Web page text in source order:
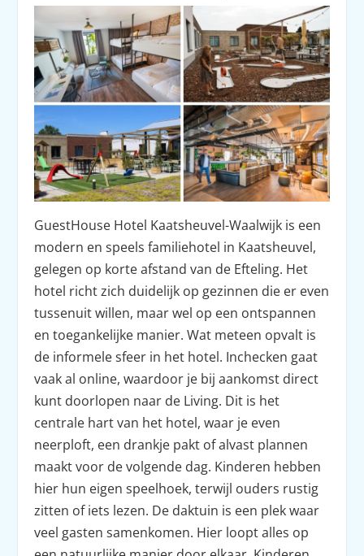
GuestHouse Hotel Kaatsheuvel-Waalwijk is een
modern en speels familiehotel in Kaatsheuvel,
gelegen op korte afstand van de Efteling. Het
hotel richt zich duidelijk op gezinnen die er even
tussenuit willen, maar wel op een ontspannen
en toegankelijke manier. Wat meteen opvalt is
de informele sfeer in het hotel. Inchecken gaat
vaak al online, waardoor je bij aankomst direct
kunt doorlopen naar de Living. Dit is het
centrale hart van het hotel, waar je even
neerploft, een drankje pakt of alvast plannen
maakt voor de volgende dag. Kinderen hebben
hier hun eigen speelhoek, terwijl ouders rustig
zitten of iets lezen. De daktuin is een plek waar
veel gasten samenkomen. Hier loopt alles op